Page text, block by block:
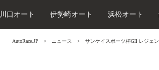
川口オート 伊勢崎オート 浜松オート
AutoRace.JP ニュース サンケイスポーツ杯GII レジェ